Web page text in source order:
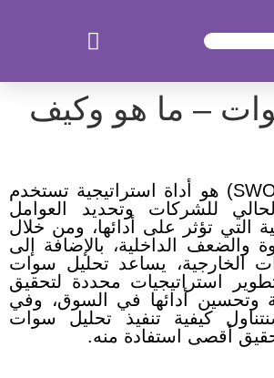
– ما هو وكيف
تحليل سوات (SWOT) هو أداة استراتيجية تستخدم
للشركات وتحديد العوامل
التي تؤثر على أدائها، ومن خلال
والضعف الداخلية، بالإضافة إلى
الخارجية، يساعد تحليل سوات
استراتيجيات محددة لتحقيق
وتحسين أدائها في السوق، وفي
كيفية تنفيذ تحليل سوات
أقصى استفادة منه.